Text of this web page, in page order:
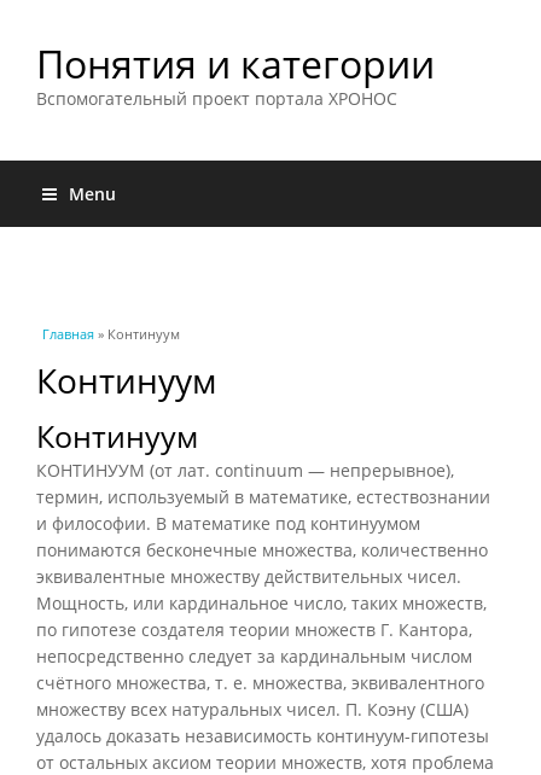
Понятия и категории
Вспомогательный проект портала ХРОНОС
Menu
Вы здесь
Главная » Континуум
Континуум
Континуум
КОНТИНУУМ (от лат. continuum — непрерывное),
термин, используемый в математике, естествознании
и философии. В математике под континуумом
понимаются бесконечные множества, количественно
эквивалентные множеству действительных чисел.
Мощность, или кардинальное число, таких множеств,
по гипотезе создателя теории множеств Г. Кантора,
непосредственно следует за кардинальным числом
счётного множества, т. е. множества, эквивалентного
множеству всех натуральных чисел. П. Коэну (США)
удалось доказать независимость континуум-гипотезы
от остальных аксиом теории множеств, хотя проблема